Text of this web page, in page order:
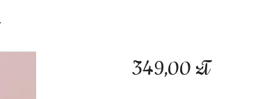
349,00 zł